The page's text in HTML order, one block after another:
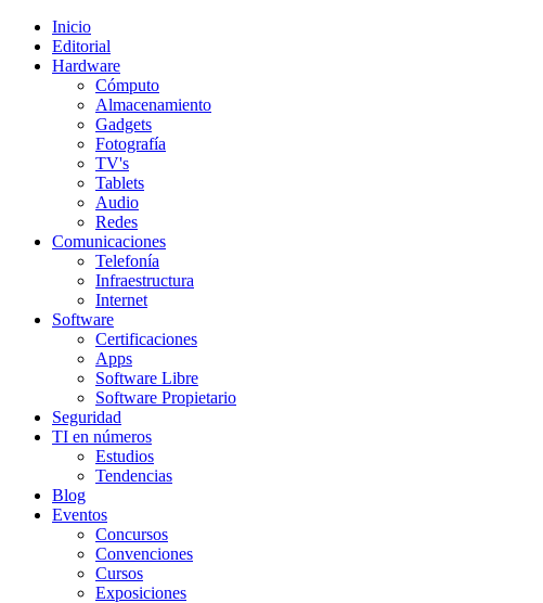
Inicio
Editorial
Hardware
Cómputo
Almacenamiento
Gadgets
Fotografía
TV's
Tablets
Audio
Redes
Comunicaciones
Telefonía
Infraestructura
Internet
Software
Certificaciones
Apps
Software Libre
Software Propietario
Seguridad
TI en números
Estudios
Tendencias
Blog
Eventos
Concursos
Convenciones
Cursos
Exposiciones